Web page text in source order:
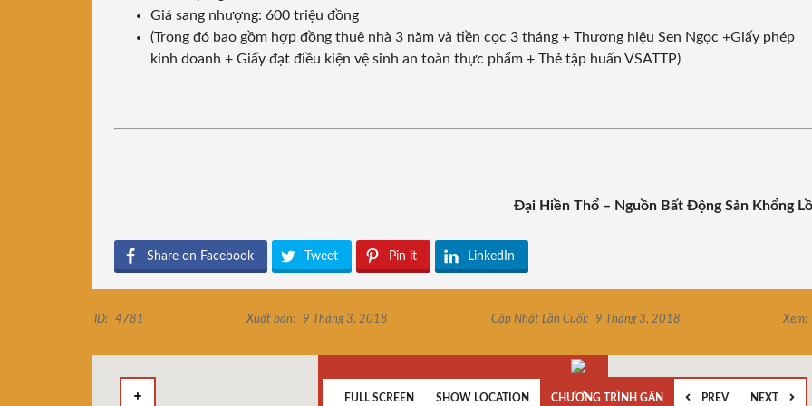
Giá sang nhượng: 600 triệu đồng
(Trong đó bao gồm hợp đồng thuê nhà 3 năm và tiền cọc 3 tháng + Thương hiệu Sen Ngọc +Giấy phép
kinh doanh + Giấy đạt điều kiện vệ sinh an toàn thực phẩm + Thẻ tập huấn VSATTP)
Đại Hiền Thổ – Nguồn Bất Động Sản Khổng Lồ
Share on Facebook Tweet Pin it LinkedIn
ID: 4781 Xuất bản: 9 Tháng 3, 2018 Cập Nhật Lần Cuối: 9 Tháng 3, 2018 Xem:
FULL SCREEN SHOW LOCATION CHƯƠNG TRÌNH GẦN PREV NEXT